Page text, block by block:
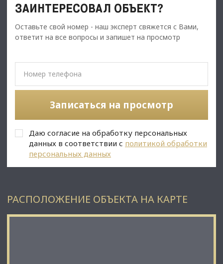
• Арендатор Перекрёсток 1 этаж (1456.3м2)
• 2 год Арендный поток: 1 800 000 рублей;
• 3 год Арендный поток: 1 800 000 рублей;
комфорт-класса, 700 метров до съезда на КАД;
• В данном районе отсутствуют гипермаркеты, а также нет
продуктовых магазинов;
✅ Подойдет под любой вид деятельности;
ЗАИНТЕРЕСОВАЛ ОБЪЕКТ?
Оставьте свой номер - наш эксперт свяжется с Вами,
ответит на все вопросы и запишет на просмотр
Записаться на просмотр
Даю согласие на обработку персональных
данных в соответствии с политикой обработки
персональных данных
РАСПОЛОЖЕНИЕ ОБЪЕКТА НА КАРТЕ